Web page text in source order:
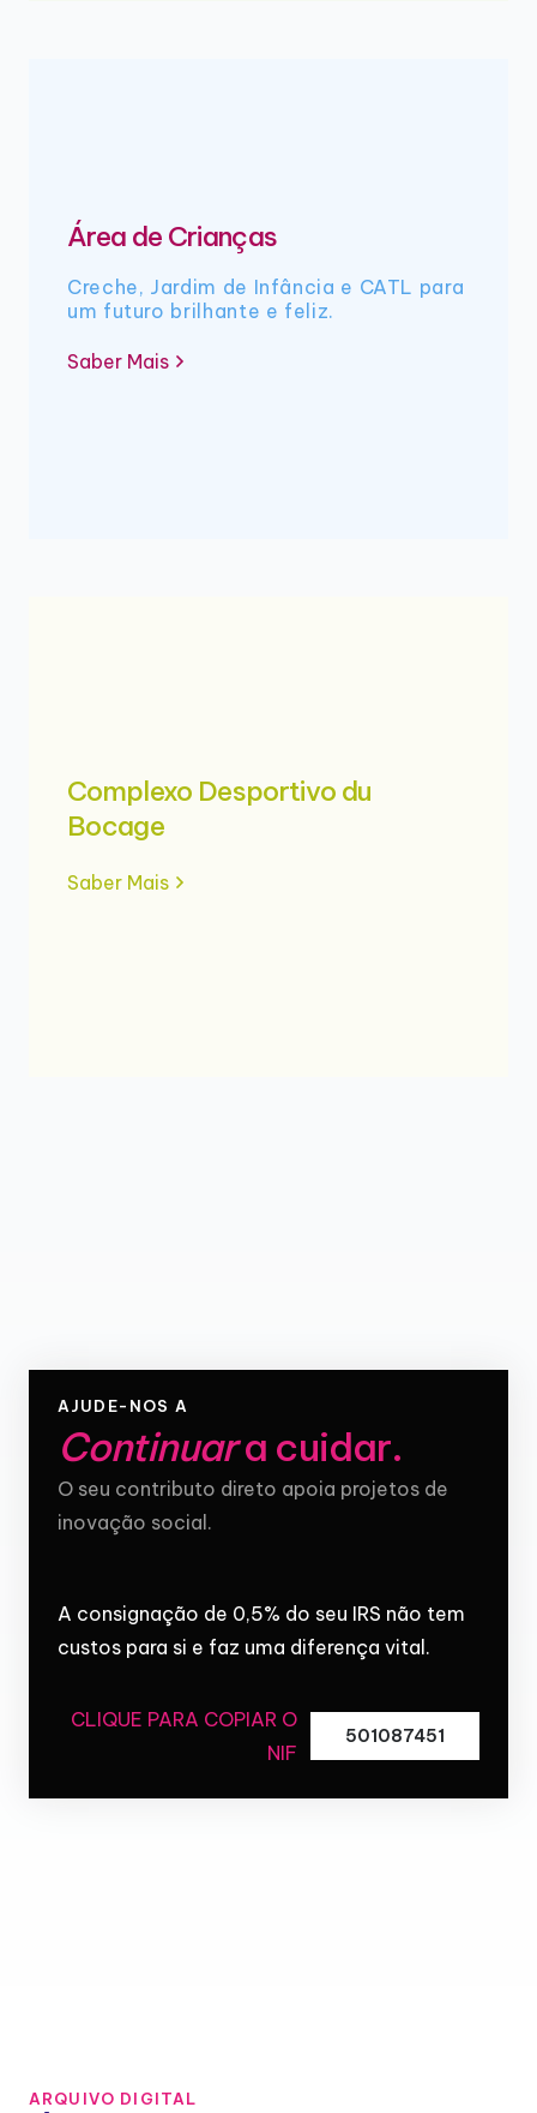
Área de Crianças
Creche, Jardim de Infância e CATL para
um futuro brilhante e feliz.
Saber Mais
Complexo Desportivo du
Bocage
Saber Mais
AJUDE-NOS A
Continuara cuidar.
O seu contributo direto apoia projetos de
inovação social.
A consignação de 0,5% do seu IRS não tem
custos para si e faz uma diferença vital.
CLIQUE PARA COPIAR O
NIF
501087451
ARQUIVO DIGITAL